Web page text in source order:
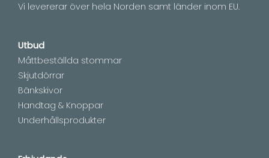
Vi levererar över hela Norden samt länder inom EU.
Utbud
Måttbeställda stommar
Skjutdörrar
Bänkskivor
Handtag & Knoppar
Underhållsprodukter